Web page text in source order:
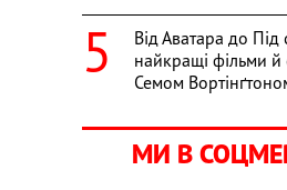
Від Аватара до Під
найкращі фільми й
Семом
МИ В